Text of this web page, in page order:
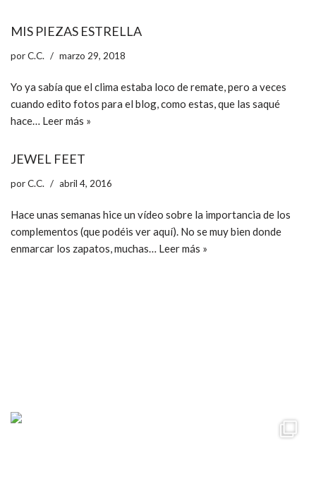
MIS PIEZAS ESTRELLA
porC.C. marzo 29, 2018
Yo ya sabía que el clima estaba loco de remate, pero a veces
cuando edito fotos para el blog, como estas, que las saqué
hace… Leer más »
JEWEL FEET
porC.C. abril 4, 2016
Hace unas semanas hice un vídeo sobre la importancia de los
complementos (que podéis ver aquí). No se muy bien donde
enmarcar los zapatos, muchas… Leer más »